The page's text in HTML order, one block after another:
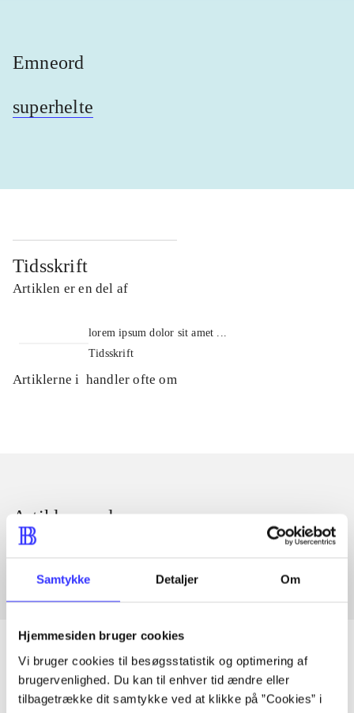
Samtykke Detaljer Om
Hjemmesiden bruger cookies
Vi bruger cookies til besøgsstatistik og optimering af
brugervenlighed. Du kan til enhver tid ændre eller
tilbagetrække dit samtykke ved at klikke på ”Cookies” i
Emneord
superhelte
Tidsskrift
Artiklen er en del af
lorem ipsum dolor sit amet ...
Tidsskrift
Artiklerne i handler ofte om
Artikler med samme emner
Fra
Artikler